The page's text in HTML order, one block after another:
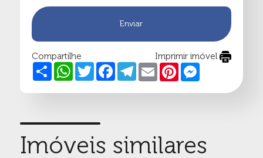
Enviar
Imprimir imóvel
Compartilhe
ShareWhatsApp
TwitterFacebookTelegram
EmailPinterestMessenger
Imóveis similares